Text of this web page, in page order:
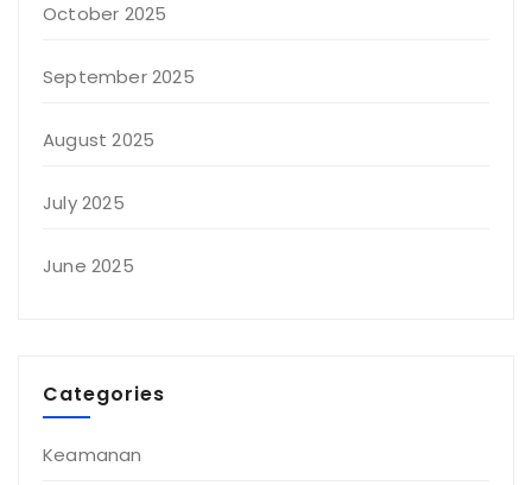
October 2025
September 2025
August 2025
July 2025
June 2025
Categories
Keamanan